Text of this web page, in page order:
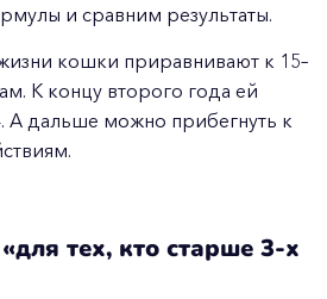
и сравним результаты.
кошки приравнивают к 15–
К концу второго года ей
А дальше можно прибегнуть к
тех, кто старше 3-х